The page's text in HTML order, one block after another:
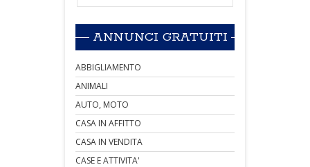
ANNUNCI GRATUITI
ABBIGLIAMENTO
ANIMALI
AUTO, MOTO
CASA IN AFFITTO
CASA IN VENDITA
CASE E ATTIVITA'